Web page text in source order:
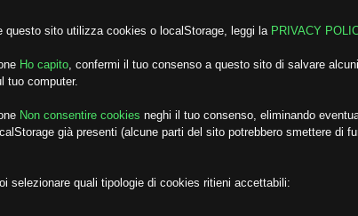
questo sito utilizza cookies o localStorage, leggi la PRIVACY
Ho capito confermi il tuo consenso a questo sito di salvare
tuo computer.
Non consentire cookies neghi il tuo consenso, eliminando
già presenti (alcune parti del sito potrebbero smettere di
selezionare quali tipologie di cookies ritieni accettabili: